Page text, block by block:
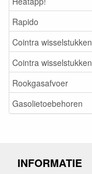
Rapido
Cointra
Cointra
Rookgasafvoer
Gasolietoebehoren
INFORMATIE